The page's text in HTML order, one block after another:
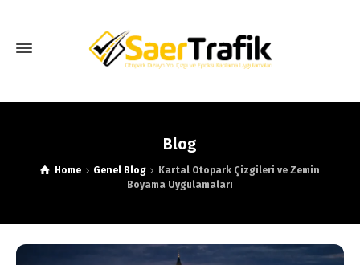
Blog
Home Genel Blog
Kartal Otopark Çizgileri ve Zemin
Boyama Uygulamaları